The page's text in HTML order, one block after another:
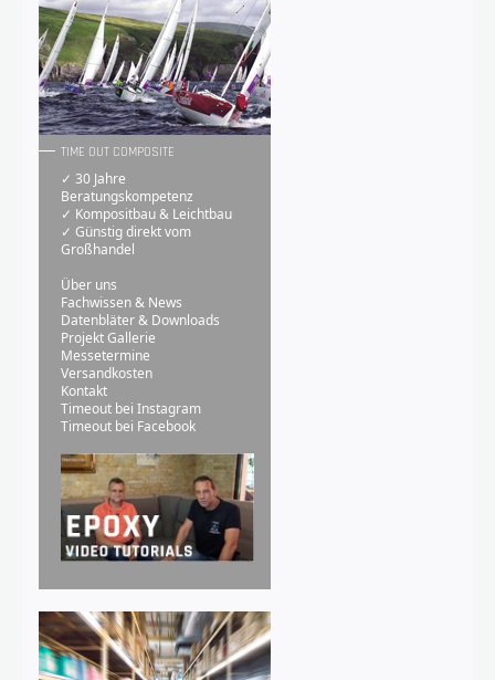
TIME OUT COMPOSITE
✓ 30 Jahre
Beratungskompetenz
✓ Kompositbau & Leichtbau
✓ Günstig direkt vom
Großhandel
Über uns
Fachwissen & News
Datenbläter & Downloads
Projekt Gallerie
Messetermine
Versandkosten
Kontakt
Timeout bei Instagram
Timeout bei Facebook